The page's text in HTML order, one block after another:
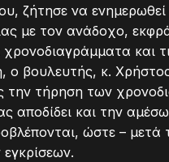
ζήτησε να
με τον ανάδοχο,
και
ο βουλευτής, κ.
την τήρηση των
αποδίδει και την
ώστε – μετά